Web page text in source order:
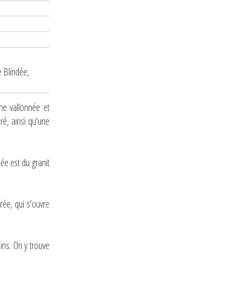
Blindée,
vallonnée et
ainsi qu'une
est du granit
qui s'ouvre
On y trouve